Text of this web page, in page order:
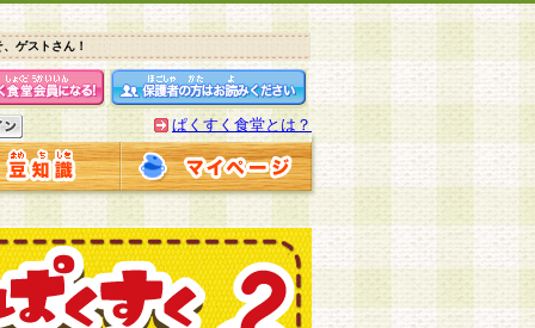
ゲストさん！
ぱくすく食堂とは？